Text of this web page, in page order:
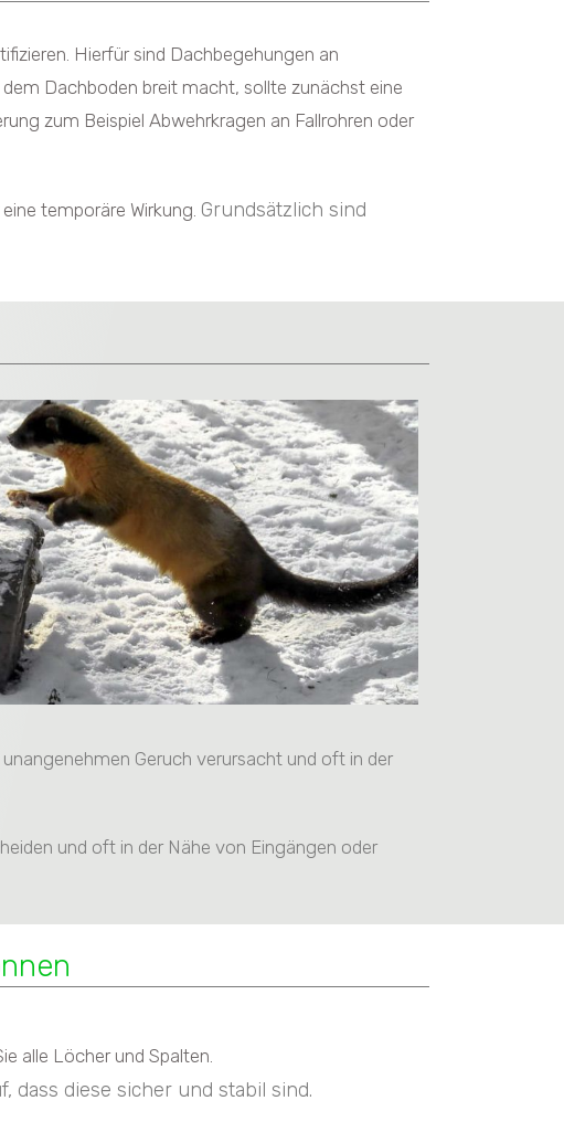
Hierfür sind Dachbegehungen an
Dachboden breit macht, sollte zunächst eine
zum Beispiel Abwehrkragen an Fallrohren oder
temporäre Wirkung. Grundsätzlich sind
Geruch verursacht und oft in der
und oft in der Nähe von Eingängen oder
alle Löcher und Spalten.
dass diese sicher und stabil sind.